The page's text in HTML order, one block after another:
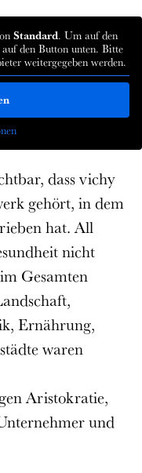
Standard. Um auf den
den Button unten. Bitte
weitergegeben werden.
dass vichy
gehört, in dem
hat. All
nicht
Gesamten
Ernährung,
waren
Aristokratie,
und